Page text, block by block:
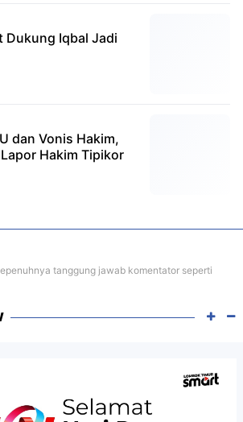
Dukung Iqbal Jadi
dan Vonis Hakim,
Hakim Tipikor
tanggung jawab komentator seperti